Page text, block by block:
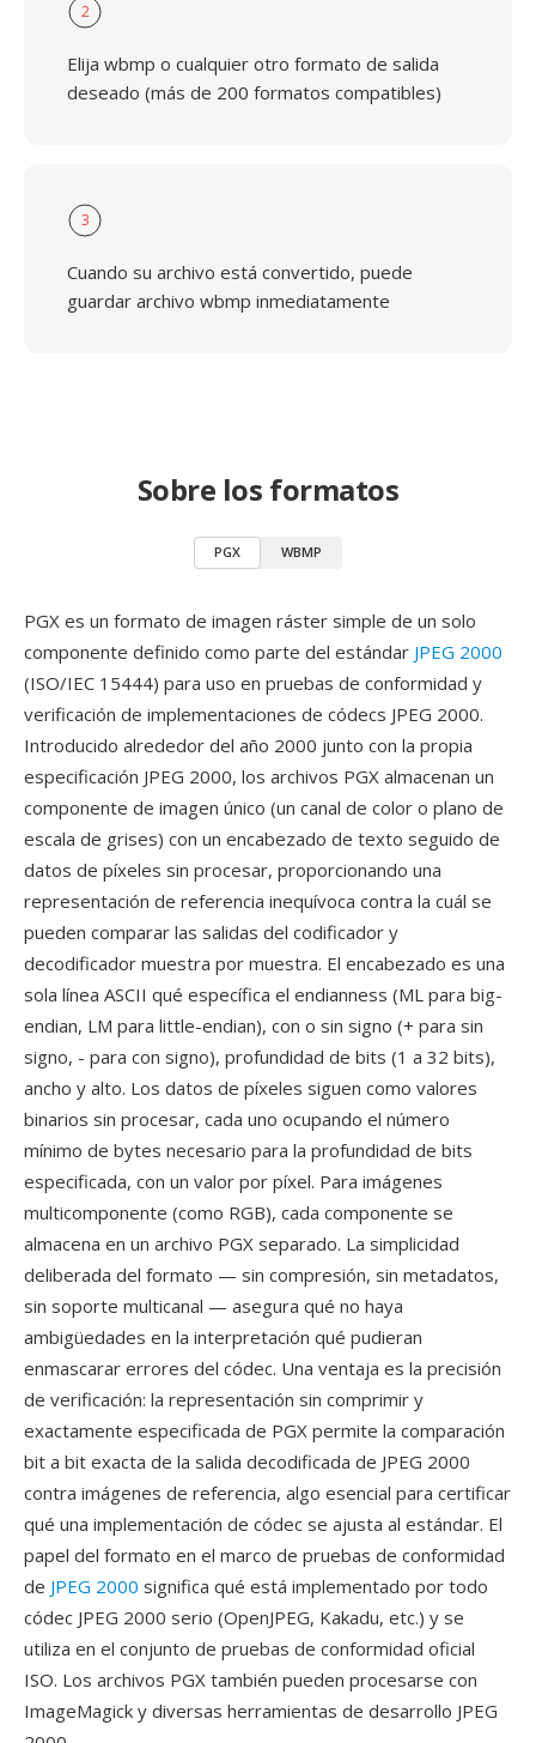
2
Elija wbmp o cualquier otro formato de salida
deseado (más de 200 formatos compatibles)
3
Cuando su archivo está convertido, puede
guardar archivo wbmp inmediatamente
Sobre los formatos
PGX WBMP
PGX es un formato de imagen ráster simple de un solo
componente definido como parte del estándar JPEG 2000
(ISO/IEC 15444) para uso en pruebas de conformidad y
verificación de implementaciones de códecs JPEG 2000.
Introducido alrededor del año 2000 junto con la propia
especificación JPEG 2000, los archivos PGX almacenan un
componente de imagen único (un canal de color o plano de
escala de grises) con un encabezado de texto seguido de
datos de píxeles sin procesar, proporcionando una
representación de referencia inequívoca contra la cuál se
pueden comparar las salidas del codificador y
decodificador muestra por muestra. El encabezado es una
sola línea ASCII qué específica el endianness (ML para big-
endian, LM para little-endian), con o sin signo (+ para sin
signo, - para con signo), profundidad de bits (1 a 32 bits),
ancho y alto. Los datos de píxeles siguen como valores
binarios sin procesar, cada uno ocupando el número
mínimo de bytes necesario para la profundidad de bits
especificada, con un valor por píxel. Para imágenes
multicomponente (como RGB), cada componente se
almacena en un archivo PGX separado. La simplicidad
deliberada del formato — sin compresión, sin metadatos,
sin soporte multicanal — asegura qué no haya
ambigüedades en la interpretación qué pudieran
enmascarar errores del códec. Una ventaja es la precisión
de verificación: la representación sin comprimir y
exactamente especificada de PGX permite la comparación
bit a bit exacta de la salida decodificada de JPEG 2000
contra imágenes de referencia, algo esencial para certificar
qué una implementación de códec se ajusta al estándar. El
papel del formato en el marco de pruebas de conformidad
de JPEG 2000 significa qué está implementado por todo
códec JPEG 2000 serio (OpenJPEG, Kakadu, etc.) y se
utiliza en el conjunto de pruebas de conformidad oficial
ISO. Los archivos PGX también pueden procesarse con
ImageMagick y diversas herramientas de desarrollo JPEG